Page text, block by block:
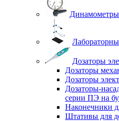
Динамометры
Дозаторы
Дозаторы
Дозаторы
Дозаторы-
серии ПЭ на
Наконечники
Штативы для